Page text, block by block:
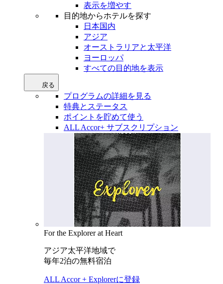
表示を増やす
目的地からホテルを探す
日本国内
アジア
オーストラリアと太平洋
ヨーロッパ
すべての目的地を表示
戻る
プログラムの詳細を見る
特典とステータス
ポイントを貯めて使う
ALL Accor+ サブスクリプション
For the Explorer at Heart
アジア太平洋地域で
毎年2泊の無料宿泊
ALL Accor + Explorerに登録